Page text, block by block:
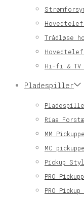
Trådløse
Hi-fi & TV
Pladespiller
Riaa
MM
MC
Pickup
PRO
PRO